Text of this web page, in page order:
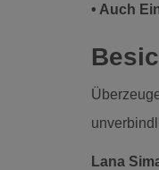
• Auch
Lana